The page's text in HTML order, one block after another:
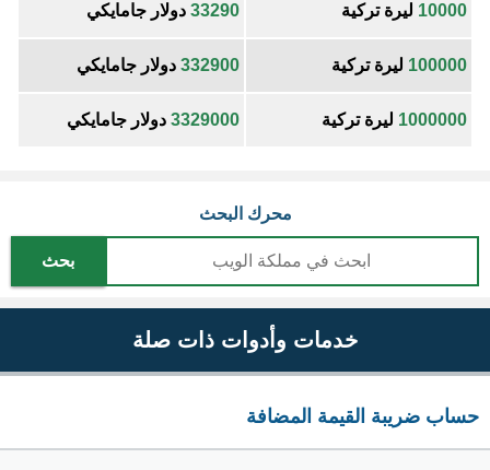
10000 ليرة تركية 33290 دولار جامايكي
100000 ليرة تركية 332900 دولار جامايكي
1000000 ليرة تركية 3329000 دولار جامايكي
محرك البحث
بحث
خدمات وأدوات ذات صلة
حساب ضريبة القيمة المضافة